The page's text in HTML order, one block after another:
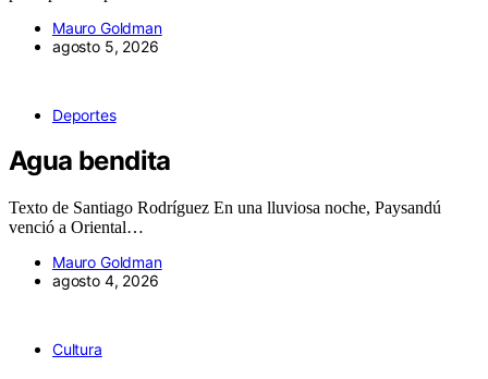
Mauro Goldman
agosto 5, 2026
Deportes
Agua bendita
Texto de Santiago Rodríguez En una lluviosa noche, Paysandú
venció a Oriental…
Mauro Goldman
agosto 4, 2026
Cultura